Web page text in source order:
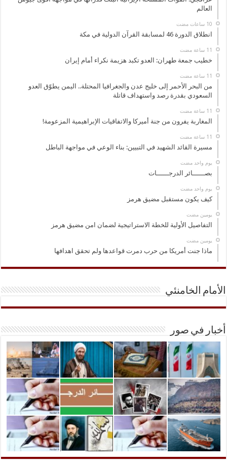
العالم
انطلاق الدورة 46 لمسابقة القرآن الدولية في مكة
خطيب جمعة طهران: العدو تكبد هزيمة نكراء أمام إيران
من البحر الأحمر إلى خليج عدن والجغرافيا المحتلة.. اليمن يطوّق العدو
السعودي بقدرة رصد واستهداف قاتلة
المغاربة يفرون من جنة أميركا والاتفاقيات الإبراهيمية المزعومة!
مسيرة القائد الشهيد في التبيين: بناء الوعي في مواجهة الباطل
‏يوم واحد مضت
بصــــــائر الدرجــــــات
‏يوم واحد مضت
كيف يكون مستقبل مضيق هرمز
‏يومين مضت
التفاصيل الأولية للخطة الاستراتيجية لضمان امن مضيق هرمز
‏يومين مضت
ماذا جنت أمريكا من حرب دمرت قواعدها ولم تحقق اهدافها
الأمام الخامنئي
أخبار في صور